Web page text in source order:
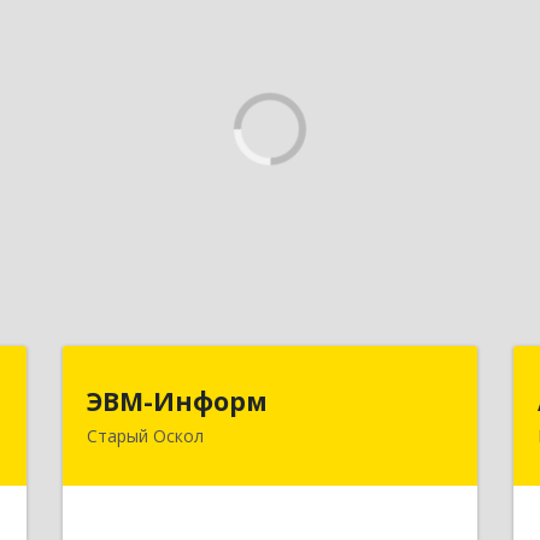
ЭВМ-Информ
Старый Оскол
309516, Белгородская обл, Старый